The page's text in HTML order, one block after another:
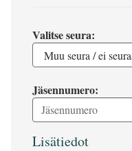
Valitse seura:
Jäsennumero:
Lisätiedot